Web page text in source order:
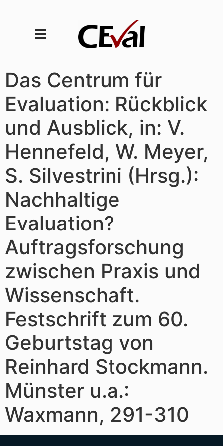
Das Centrum für
Evaluation: Rückblick
und Ausblick, in: V.
Hennefeld, W. Meyer,
S. Silvestrini (Hrsg.):
Nachhaltige
Evaluation?
Auftragsforschung
zwischen Praxis und
Wissenschaft.
Festschrift zum 60.
Geburtstag von
Reinhard Stockmann.
Münster u.a.:
Waxmann, 291-310